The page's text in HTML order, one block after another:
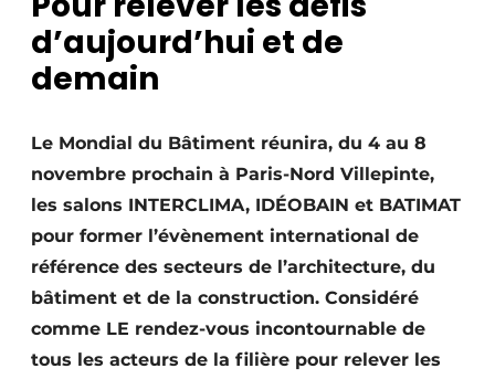
Termes et conditions
Video’s
Construction bois
Contrôle d’accès
Éclairage
Fondations
Façades
d’aujourd’hui et de
demain
Le Mondial du Bâtiment réunira, du 4 au 8
novembre prochain à Paris-Nord Villepinte,
les salons INTERCLIMA, IDÉOBAIN et BATIMAT
pour former l’évènement international de
référence des secteurs de l’architecture, du
bâtiment et de la construction. Considéré
comme LE rendez-vous incontournable de
tous les acteurs de la filière pour relever les